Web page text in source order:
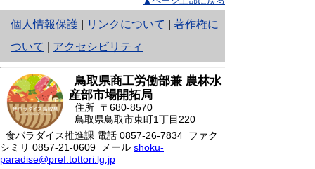
個人情報保護
と
り
ネ
ッ
ト
へ
の
リンクについて
著作権に
ついて
アクセシビリティ
鳥取県商工労働部兼 農林水
産部市場開拓局
住所 〒680-8570
鳥取県鳥取市東町1丁目220
食パラダイス推進課 電話 0857-26-7834 ファク
シミリ 0857-21-0609 メール shoku-
paradise@pref.tottori.lg.jp